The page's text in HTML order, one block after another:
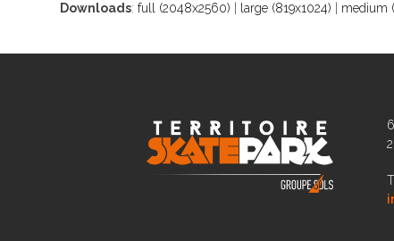
Downloads:full (2048x2560) large (819x1024) medium